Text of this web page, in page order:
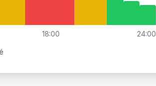
18:00 24:00